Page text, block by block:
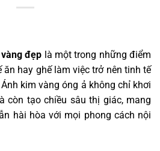
đẹp là một trong những điểm
ăn hay ghế làm việc trở nên tinh tế
kim vàng óng ả không chỉ khơi
còn tạo chiều sâu thị giác, mang
hài hòa với mọi phong cách nội